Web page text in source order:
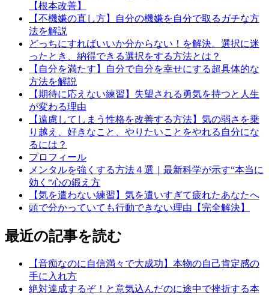
【根本改善】
【不機嫌の直し方】自分の機嫌を自分で取るガチな方
法を解説
どっちにすればいいか分からない！を解決。選択に迷
ったとき、納得できる選択をする方法とは？
【自分を満たす】自分で自分を幸せにする超具体的な
方法を解説
【期待に応えない練習】失望される勇気を持つと人生
が変わる理由
【遠慮してしまう性格を改善する方法】気の弱さを乗
り越え、好きなこと、やりたいことをやれる自分にな
るには？
プロフィール
メンタルを強くする方法４選｜最新科学が示す“本当に
効く“心の鍛え方
【気を遣わない練習】気を遣いすぎて疲れたあなたへ
頭で分かっていても行動できない理由【完全解決】
最近の記事を読む
【音痴なのに自信満々で大成功】本物の自己肯定感の
手に入れ方
絶対達成するぞ！と意気込んだのに途中で挫折する本